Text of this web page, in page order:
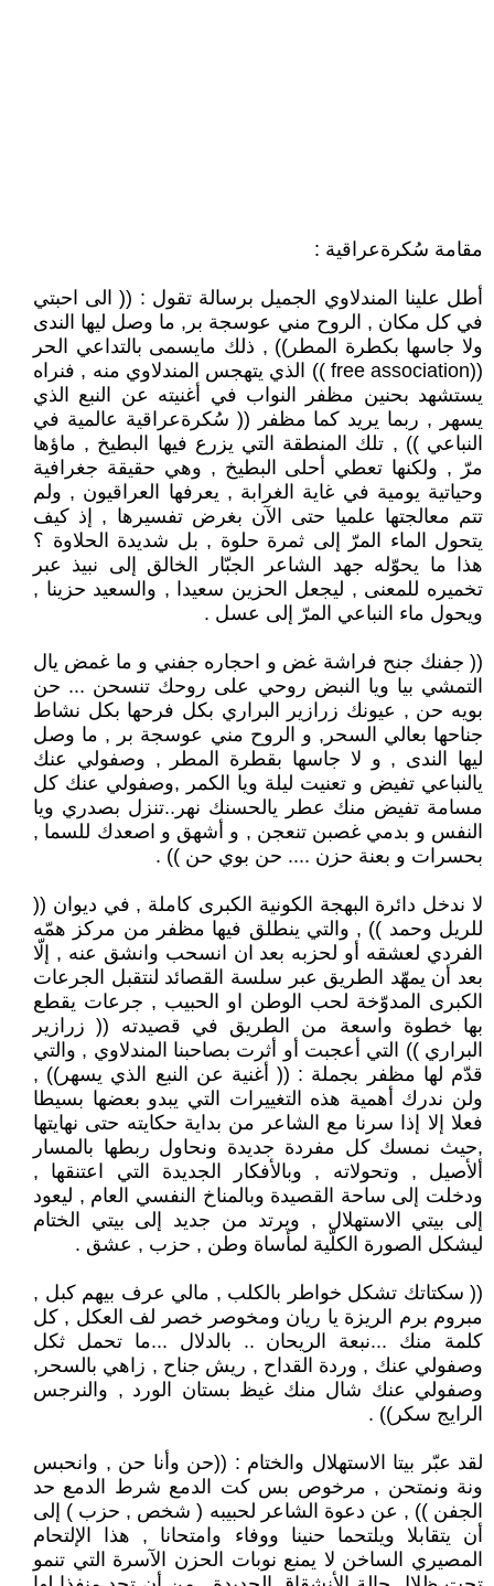
مقامة سُكرةعراقية :
أطل علينا المندلاوي الجميل برسالة تقول : (( الى احبتي
في كل مكان , الروح مني عوسجة بر, ما وصل ليها الندى
ولا جاسها بكطرة المطر)) , ذلك مايسمى بالتداعي الحر
((free association )) الذي يتهجس المندلاوي منه , فنراه
يستشهد بحنين مظفر النواب في أغنيته عن النبع الذي
يسهر , ربما يريد كما مظفر (( سُكرةعراقية عالمية في
النباعي )) , تلك المنطقة التي يزرع فيها البطيخ , ماؤها
مرّ , ولكنها تعطي أحلى البطيخ , وهي حقيقة جغرافية
وحياتية يومية في غاية الغرابة , يعرفها العراقيون , ولم
تتم معالجتها علميا حتى الآن بغرض تفسيرها , إذ كيف
يتحول الماء المرّ إلى ثمرة حلوة , بل شديدة الحلاوة ؟
هذا ما يحوّله جهد الشاعر الجبّار الخالق إلى نبيذ عبر
تخميره للمعنى , ليجعل الحزين سعيدا , والسعيد حزينا ,
ويحول ماء النباعي المرّ إلى عسل .
(( جفنك جنح فراشة غض و احجاره جفني و ما غمض يال
التمشي بيا ويا النبض روحي على روحك تنسحن ... حن
بويه حن , عيونك زرازير البراري بكل فرحها بكل نشاط
جناحها بعالي السحر, و الروح مني عوسجة بر , ما وصل
ليها الندى , و لا جاسها بقطرة المطر , وصفولي عنك
يالنباعي تفيض و تعنيت ليلة ويا الكمر ,وصفولي عنك كل
مسامة تفيض منك عطر يالحسنك نهر..تنزل بصدري ويا
النفس و بدمي غصبن تنعجن , و أشهق و اصعدك للسما ,
بحسرات و بعنة حزن .... حن بوي حن )) .
لا ندخل دائرة البهجة الكونية الكبرى كاملة , في ديوان ((
للريل وحمد )) , والتي ينطلق فيها مظفر من مركز همّه
الفردي لعشقه أو لحزبه بعد ان انسحب وانشق عنه , إلّا
بعد أن يمهّد الطريق عبر سلسة القصائد لنتقبل الجرعات
الكبرى المدوّخة لحب الوطن او الحبيب , جرعات يقطع
بها خطوة واسعة من الطريق في قصيدته (( زرازير
البراري )) التي أعجبت أو أثرت بصاحبنا المندلاوي , والتي
قدّم لها مظفر بجملة : (( أغنية عن النبع الذي يسهر)) ,
ولن ندرك أهمية هذه التغييرات التي يبدو بعضها بسيطا
فعلا إلا إذا سرنا مع الشاعر من بداية حكايته حتى نهايتها
,حيث نمسك كل مفردة جديدة ونحاول ربطها بالمسار
ألأصيل , وتحولاته , وبالأفكار الجديدة التي اعتنقها ,
ودخلت إلى ساحة القصيدة وبالمناخ النفسي العام , ليعود
إلى بيتي الاستهلال , ويرتد من جديد إلى بيتي الختام
ليشكل الصورة الكلّية لمأساة وطن , حزب , عشق .
(( سكتاتك تشكل خواطر بالكلب , مالي عرف بيهم كبل ,
مبروم برم الريزة يا ريان ومخوصر خصر لف العكل , كل
كلمة منك ...نبعة الريحان .. بالدلال ...ما تحمل ثكل
وصفولي عنك , وردة القداح , ريش جناح , زاهي بالسحر,
وصفولي عنك شال منك غيظ بستان الورد , والنرجس
الرايج سكر)) .
لقد عبّر بيتا الاستهلال والختام : ((حن وأنا حن , وانحبس
ونة ونمتحن , مرخوص بس كت الدمع شرط الدمع حد
الجفن )) , عن دعوة الشاعر لحبيبه ( شخص , حزب ) إلى
أن يتقابلا ويلتحما حنينا ووفاء وامتحانا , هذا الإلتحام
المصيري الساخن لا يمنع نوبات الحزن الآسرة التي تنمو